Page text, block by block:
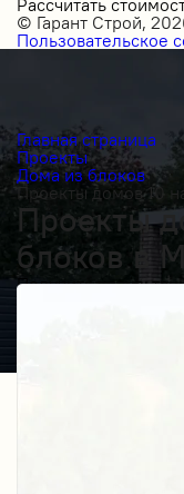
Рассчитать
© Гарант Строй,
Пользовательское
Главная страница
Проекты
Дома из блоков
Проекты домов 10
Проекты
блоков в
Получить